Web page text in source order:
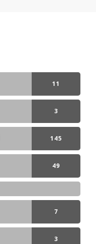
11
GÖNDERI(LER)
3
GÖNDERI(LER)
145
GÖNDERI(LER)
49
7
GÖNDERI(LER)
3